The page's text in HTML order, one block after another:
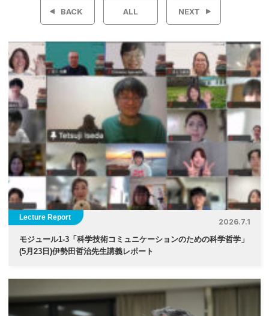
ビ
ゲ
ー
シ
ョ
ン
BACK ALL NEXT
Lecture Report
2026.7.1
モジュール1-3「科学技術コミュニケーションのための科学哲学」
(5月23日)伊勢⽥哲治先生講義レポート